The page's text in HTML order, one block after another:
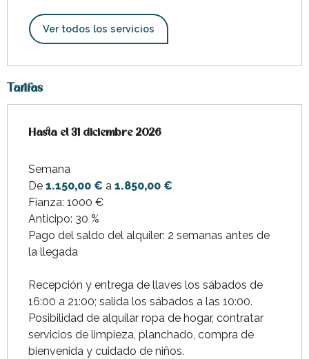
Ver todos los servicios
Tarifas
Desde 9 abril 2026hasta31 diciembre 2026
Hasta el31 diciembre 2026
Semana
De 1.150,00 € a 1.850,00 €
Fianza: 1000 €
Anticipo: 30 %
Pago del saldo del alquiler: 2 semanas antes de
la llegada
Recepción y entrega de llaves los sábados de
16:00 a 21:00; salida los sábados a las 10:00.
Posibilidad de alquilar ropa de hogar, contratar
servicios de limpieza, planchado, compra de
bienvenida y cuidado de niños.